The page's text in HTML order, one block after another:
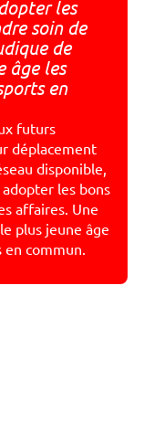
les
soin de
de
âge les
en
futurs
déplacement
disponible,
les bons
affaires. Une
plus jeune âge
commun.